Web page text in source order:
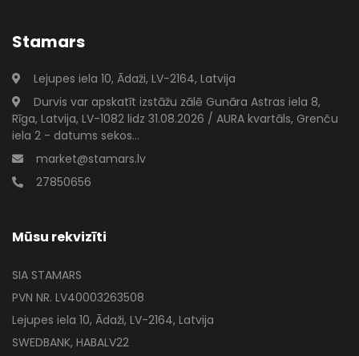
Stamars
Lejupes iela 10, Ādaži, LV-2164, Latvija
Durvis var apskatīt izstāžu zālē Gunāra Astras iela 8,
Rīga, Latvija, LV-1082 lidz 31.08.2026 / AURA kvartāls, Grenču
iela 2 - datums sekos...
market@stamars.lv
27850656
Mūsu rekvizīti
SIA STAMARS
PVN NR. LV40003263508
Lejupes iela 10, Ādaži, LV-2164, Latvija
SWEDBANK, HABALV22